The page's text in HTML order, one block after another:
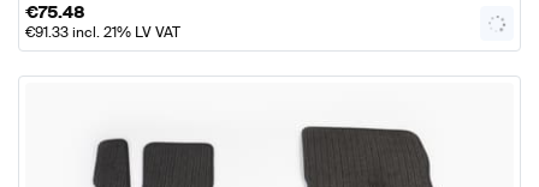
€75.48
€91.33incl. 21% LV VAT